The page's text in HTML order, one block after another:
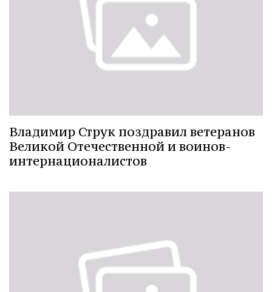
Владимир Струк поздравил ветеранов
Великой Отечественной и воинов-
интернационалистов